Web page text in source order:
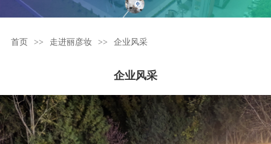
首页 >> 走进丽彦妆 >> 企业风采
企业风采